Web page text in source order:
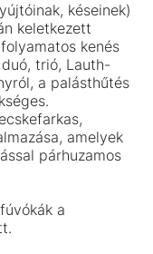
késeinek)
keletkezett
kenés
trió, Lauth-
a palásthűtés
amelyek
párhuzamos
a